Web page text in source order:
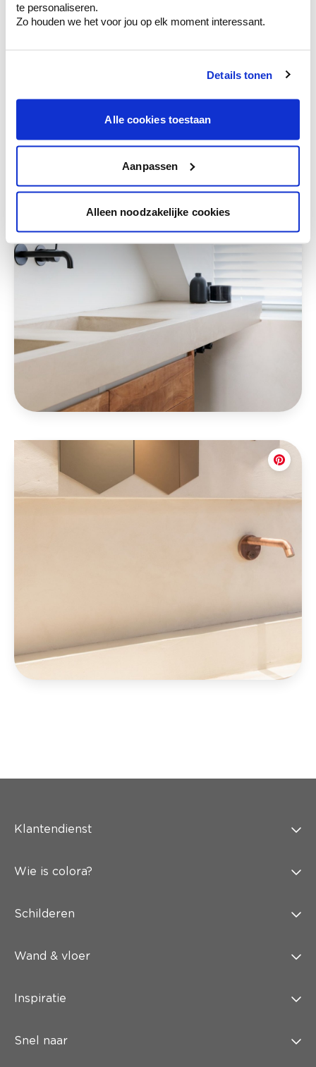
te personaliseren.
Zo houden we het voor jou op elk moment interessant.
Details tonen
Alle cookies toestaan
Aanpassen
Alleen noodzakelijke cookies
Bekijk er de bijhorende tinten om je kleur
te verfijnen.
Deze stijlen zijn misschien ook iets voor jou
Klantendienst
Wie is colora?
Schilderen
Wand & vloer
Inspiratie
Snel naar